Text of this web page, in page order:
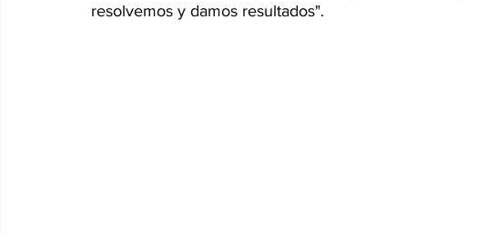
resolvemos y damos resultados".